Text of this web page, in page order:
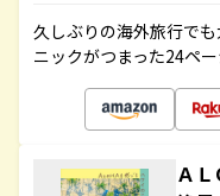
久しぶりの海外旅行で
ニックがつまった24ペ
Ａ